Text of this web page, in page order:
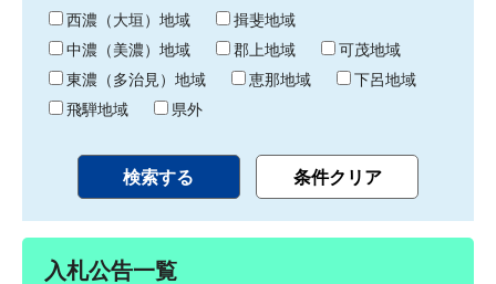
り 西濃（大垣）地域
揖斐地域
中濃（美濃）地域
郡上地域
可茂地域
東濃（多治見）地域
恵那地域
下呂地域
飛騨地域
県外
入札公告一覧